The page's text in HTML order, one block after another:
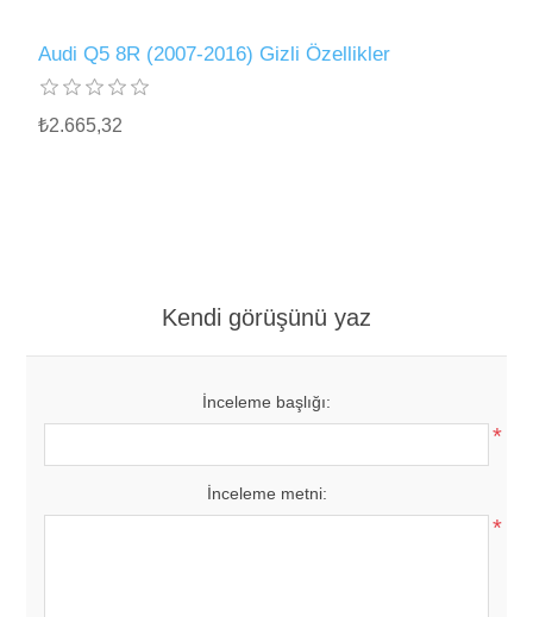
Audi Q5 8R (2007-2016) Gizli Özellikler
₺2.665,32
Kendi görüşünü yaz
İnceleme başlığı:
*
İnceleme metni:
*